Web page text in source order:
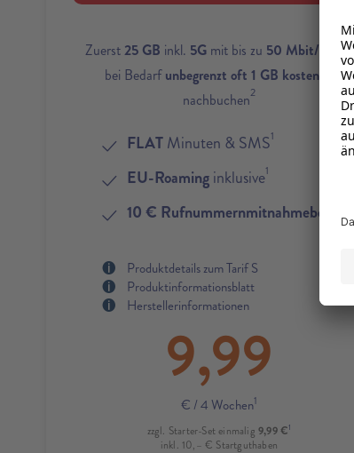
Zuerst25 GB inkl. 5G mit bis zu 50 Mbit/s
und
bei Bedarfunbegrenzt oft 1 GB kostenlos
nachbuchen2
FLATMinuten & SMS1
EU-Roaminginklusive1
10 € Rufnummernmitnahmebonus
Produktdetails zum Tarif S
Produktinformationsblatt
Herstellerinformationen
9,99
€ / 4 Wochen1
zzgl. Starter-Set einmalig 9,99 €1
inkl. 10,– € Startguthaben